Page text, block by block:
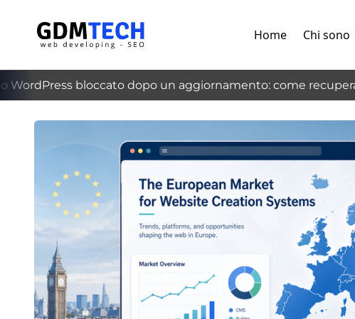
Home Chi sono
bloccato dopo un aggiornamento: come recuperarlo
‹